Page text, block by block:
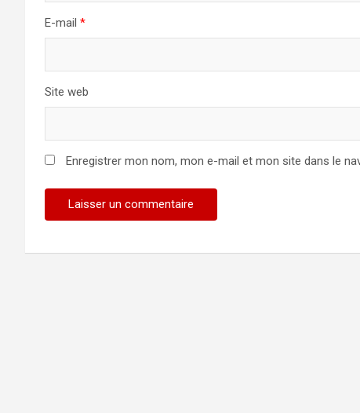
E-mail *
Site web
Enregistrer mon nom, mon e-mail et mon site dans le